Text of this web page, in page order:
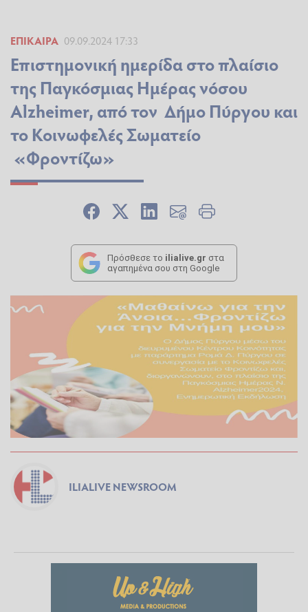
ΕΠΊΚΑΙΡΑ 09.09.2024 17:33
Επιστημονική ημερίδα στο πλαίσιο
της Παγκόσμιας Ημέρας νόσου
Alzheimer, από τον Δήμο Πύργου και
το Κοινωφελές Σωματείο
«Φροντίζω»
Πρόσθεσε το ilialive.gr στα
αγαπημένα σου στη Google
ILIALIVE NEWSROOM